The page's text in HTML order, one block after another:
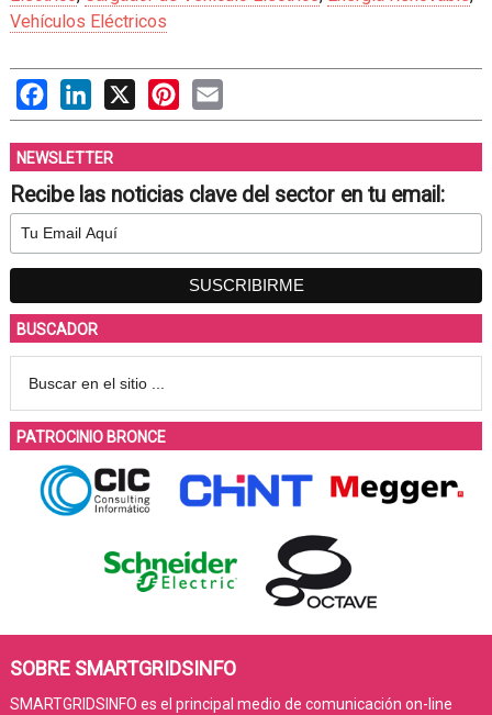
Vehículos Eléctricos
FacebookLinkedIn
X PinterestEmail
NEWSLETTER
Recibe las noticias clave del sector en tu email:
BUSCADOR
PATROCINIO BRONCE
SOBRE SMARTGRIDSINFO
SMARTGRIDSINFO es el principal medio de comunicación on-line